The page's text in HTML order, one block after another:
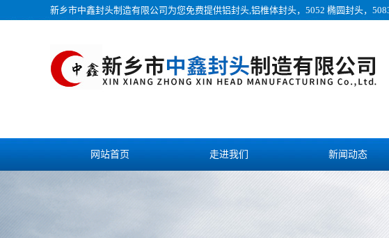
新乡市中鑫封头制造有限公司为您免费提供铝封头,铝椎体封头，5052 椭圆封头，
网站首页 走进我们 新闻动态
诚聘英才